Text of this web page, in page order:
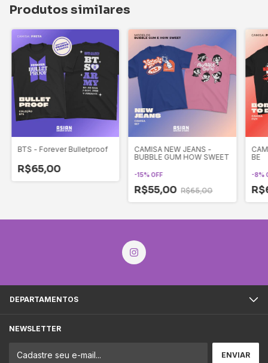
Produtos similares
BTS - Forever Bulletproof
R$65,00
CAMISA NEW JEANS -
BUBBLE GUM HOW SWEET
-15%OFF
R$55,00 R$65,00
BE
-8%
DEPARTAMENTOS
NEWSLETTER